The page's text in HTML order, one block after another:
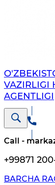
VAZIRLIGI
AGENTLIGI
Call -
+99871
BARCHA